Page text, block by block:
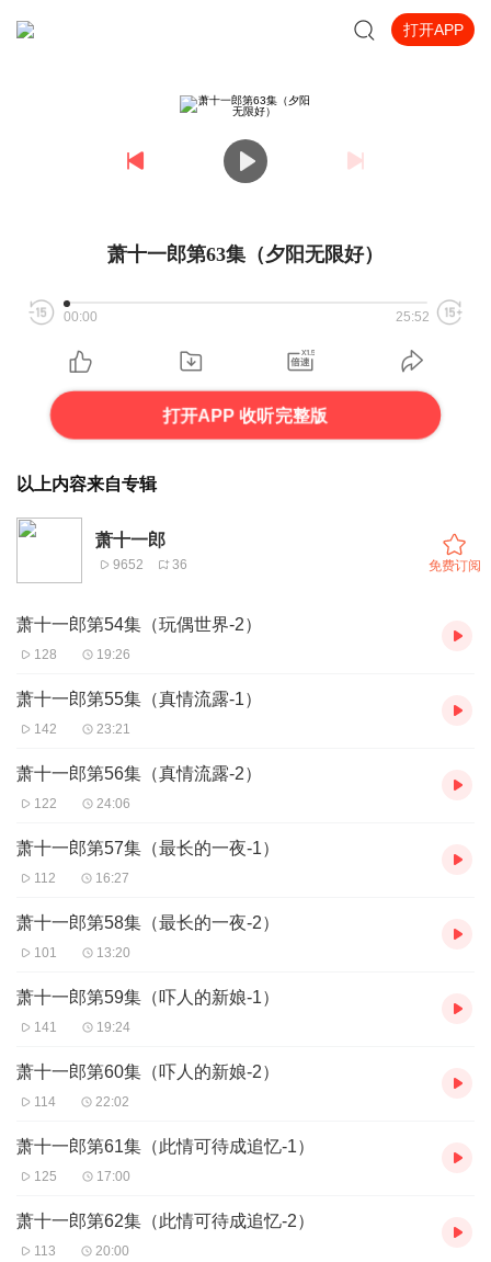
打开APP
萧十一郎第63集（夕阳无限好）
00:00 25:52
打开APP 收听完整版
以上内容来自专辑
萧十一郎
9652 36 免费订阅
萧十一郎第54集（玩偶世界-2）
128 19:26
萧十一郎第55集（真情流露-1）
142 23:21
萧十一郎第56集（真情流露-2）
122 24:06
萧十一郎第57集（最长的一夜-1）
112 16:27
萧十一郎第58集（最长的一夜-2）
101 13:20
萧十一郎第59集（吓人的新娘-1）
141 19:24
萧十一郎第60集（吓人的新娘-2）
114 22:02
萧十一郎第61集（此情可待成追忆-1）
125 17:00
萧十一郎第62集（此情可待成追忆-2）
113 20:00